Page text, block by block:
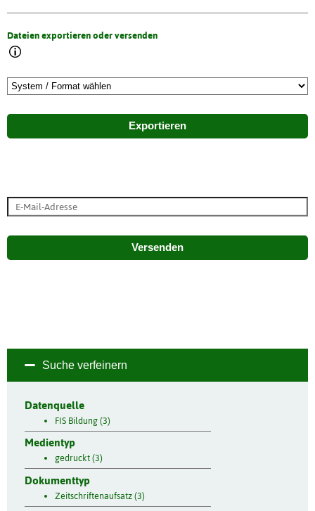
Dateien exportieren oder versenden
Exportieren
Versenden
Suche verfeinern
Datenquelle
FIS Bildung (3)
Medientyp
gedruckt (3)
Dokumenttyp
Zeitschriftenaufsatz (3)